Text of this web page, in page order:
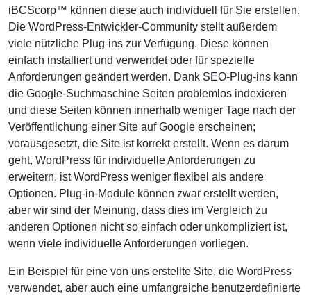
iBCScorp™ können diese auch individuell für Sie erstellen.
Die WordPress-Entwickler-Community stellt außerdem
viele nützliche Plug-ins zur Verfügung. Diese können
einfach installiert und verwendet oder für spezielle
Anforderungen geändert werden. Dank SEO-Plug-ins kann
die Google-Suchmaschine Seiten problemlos indexieren
und diese Seiten können innerhalb weniger Tage nach der
Veröffentlichung einer Site auf Google erscheinen;
vorausgesetzt, die Site ist korrekt erstellt. Wenn es darum
geht, WordPress für individuelle Anforderungen zu
erweitern, ist WordPress weniger flexibel als andere
Optionen. Plug-in-Module können zwar erstellt werden,
aber wir sind der Meinung, dass dies im Vergleich zu
anderen Optionen nicht so einfach oder unkompliziert ist,
wenn viele individuelle Anforderungen vorliegen.
Ein Beispiel für eine von uns erstellte Site, die WordPress
verwendet, aber auch eine umfangreiche benutzerdefinierte